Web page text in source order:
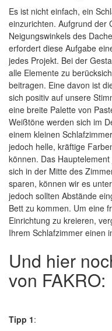
Es ist nicht einfach, ein
einzurichten. Aufgrund der
Neigungswinkels des
erfordert diese Aufgabe
jedes Projekt. Bei der
alle Elemente zu
beitragen. Eine davon ist
sich positiv auf unsere
eine breite Palette von
Weißtöne werden sich im
einem kleinen
jedoch helle, kräftige
können. Das
sich in der Mitte des
sparen, können wir es
jedoch sollten Abstände
Bett zu kommen. Um eine
Einrichtung zu kreieren,
Ihrem Schlafzimmer einen
Und hier
von FAKRO:
Tipp 1: